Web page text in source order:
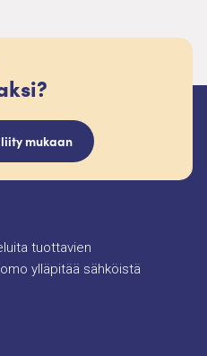
mukaan
tuottavien
ylläpitää sähköistä